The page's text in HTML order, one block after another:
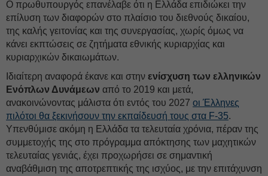
Ο πρωθυπουργός επανέλαβε ότι η Ελλάδα επιδιώκει την
επίλυση των διαφορών στο πλαίσιο του διεθνούς δικαίου,
της καλής γειτονίας και της συνεργασίας, χωρίς όμως να
κάνει εκπτώσεις σε ζητήματα εθνικής κυριαρχίας και
κυριαρχικών δικαιωμάτων.
Ιδιαίτερη αναφορά έκανε και στην ενίσχυση των ελληνικών
Ενόπλων Δυνάμεων από το 2019 και μετά,
ανακοινώνοντας μάλιστα ότι εντός του 2027 οι Έλληνες
πιλότοι θα ξεκινήσουν την εκπαίδευσή τους στα F-35.
Υπενθύμισε ακόμη η Ελλάδα τα τελευταία χρόνια, πέραν της
συμμετοχής της στο πρόγραμμα απόκτησης των μαχητικών
τελευταίας γενιάς, έχει προχωρήσει σε σημαντική
αναβάθμιση της αποτρεπτικής της ισχύος, με την επιτάχυνση